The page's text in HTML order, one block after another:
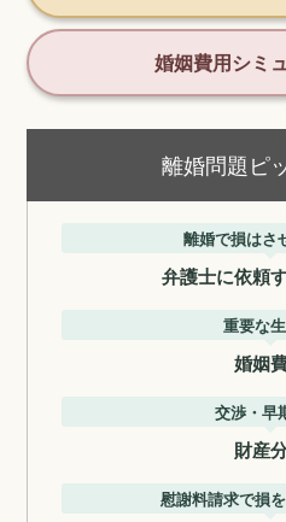
婚姻費用シミ
離婚問題ピ
離婚で損はさ
弁護士に依頼
重要な
婚姻
交渉・早
財産
慰謝料請求で損